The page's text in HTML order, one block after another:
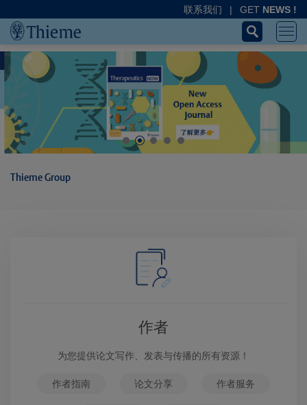
联系我们 | GET NEWS !
Thieme Group
作者
为您提供论文写作、发表与传播的所有资源！
作者指南 论文分享 作者服务